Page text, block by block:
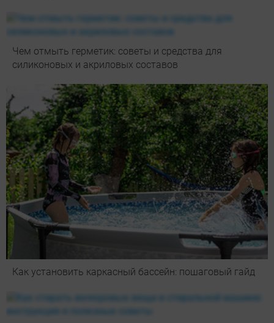
Чем отмыть герметик: советы и средства для
силиконовых и акриловых составов
Как установить каркасный бассейн: пошаговый гайд